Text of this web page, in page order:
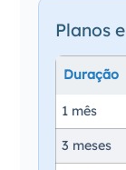
Planos
Duração
1 mês
3 meses